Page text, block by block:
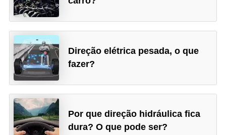
Direção elétrica pesada, o que
fazer?
Por que direção hidráulica fica
dura? O que pode ser?